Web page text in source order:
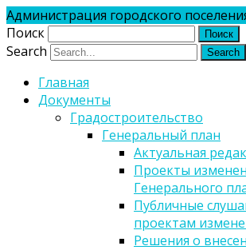
Администрация городского
Поиск
Search
Главная
Документы
Градостроительство
Генеральный план
Актуальная
Проекты
Генерального
Публичные
проектам
Решения о